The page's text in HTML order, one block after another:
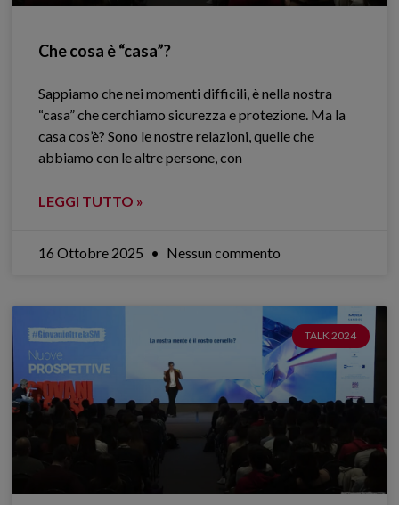
Che cosa è “casa”?
Sappiamo che nei momenti difficili, è nella nostra
“casa” che cerchiamo sicurezza e protezione. Ma la
casa cos’è? Sono le nostre relazioni, quelle che
abbiamo con le altre persone, con
LEGGI TUTTO »
16 Ottobre 2025 Nessun commento
TALK 2024